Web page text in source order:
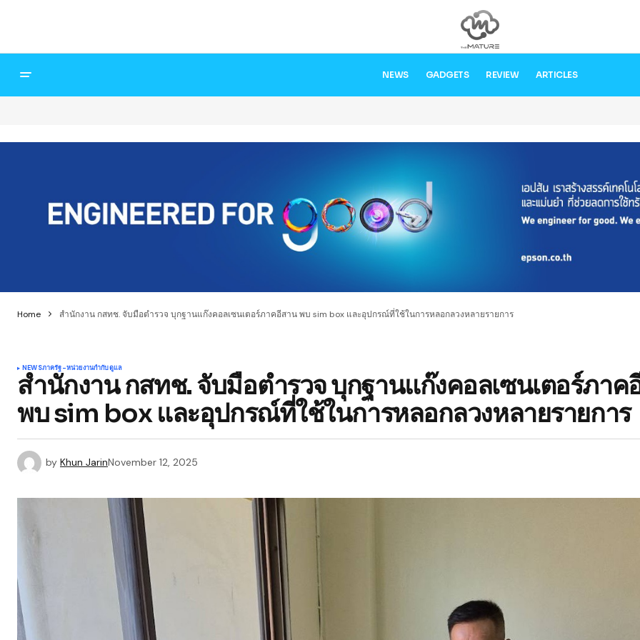
NEWS GADGETS REVIEW ARTICLES
Home สำนักงาน กสทช. จับมือตำรวจ บุกฐานแก๊งคอลเซนเตอร์ภาคอีสาน พบ sim box และอุปกรณ์ที่ใช้ในการหลอกลวงหลายรายการ
NEWSภาครัฐ-หน่วยงานกำกับดูแล
สำนักงาน กสทช. จับมือตำรวจ บุกฐานแก๊งคอลเซนเตอร์ภาค
พบ sim box และอุปกรณ์ที่ใช้ในการหลอกลวงหลายรายการ
by Khun JarinNovember 12, 2025